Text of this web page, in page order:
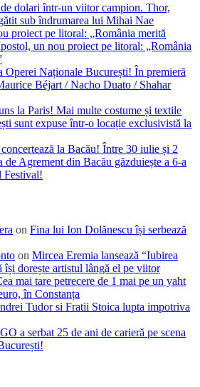
dolari într-un viitor campion. Thor,
sub îndrumarea lui Mihai Nae
proiect pe litoral: „România merită
un nou proiect pe litoral: „România
Operei Naționale București! În premieră
Béjart / Nacho Duato / Shahar
la Paris! Mai multe costume și textile
sunt expuse într-o locație exclusivistă la
la Bacău! Între 30 iulie și 2
de Agrement din Bacău găzduiește a 6-a
Festival!
on Fina lui Ion Dolănescu își serbează
on Mircea Eremia lansează “Iubirea
își dorește artistul lângă el pe viitor
mai tare petrecere de 1 mai pe un yaht
în Constanța
Tudor si Fratii Stoica lupta impotriva
a serbat 25 de ani de carieră pe scena